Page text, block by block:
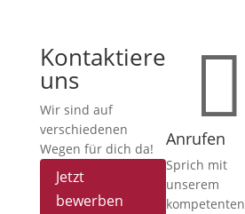
Kontaktiere
uns
Wir sind auf
verschiedenen
Wegen für dich da!
Jetzt
bewerben

Anrufen
Sprich mit
unserem
kompetenten